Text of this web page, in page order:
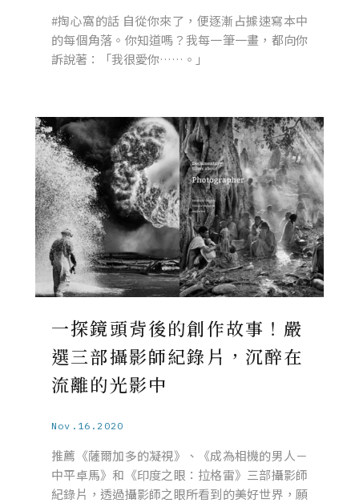
#掏心窩的話 自從你來了，便逐漸占據速寫本中
的每個角落。你知道嗎？我每一筆一畫，都向你
訴說著：「我很愛你……。」
一探鏡頭背後的創作故事！嚴
選三部攝影師紀錄片，沉醉在
流離的光影中
Nov.16.2020
推薦《薩爾加多的凝視》、《成為相機的男人－
中平卓馬》和《印度之眼：拉格雷》三部攝影師
紀錄片，透過攝影師之眼所看到的美好世界，願